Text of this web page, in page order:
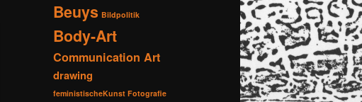
Beuys Bildpolitik
Body-Art
Communication Art
drawing
feministischeKunst Fotografie